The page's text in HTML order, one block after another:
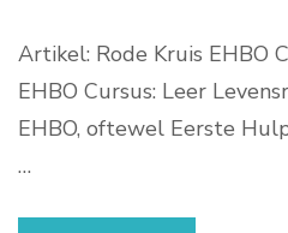
Artikel: Rode Kruis EHBO
EHBO Cursus: Leer
EHBO, oftewel Eerste
…